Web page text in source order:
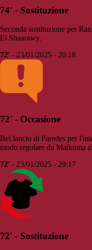
74' - Sostituzione
Seconda sostituzione per
El Shaarawy.
72' - 23/01/2025 - 20:18
72' - Occasione
Bel lancio di Paredes per
modo regolare da Maikuma
72' - 23/01/2025 - 20:17
72' - Sostituzione